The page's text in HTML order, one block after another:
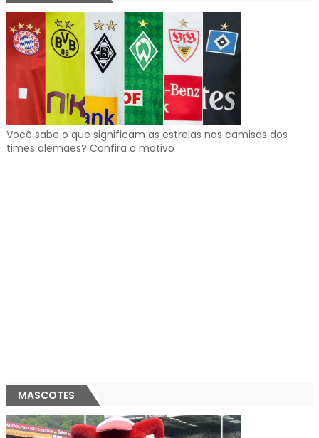
Você sabe o que significam as estrelas nas camisas dos
times alemães? Confira o motivo
MASCOTES